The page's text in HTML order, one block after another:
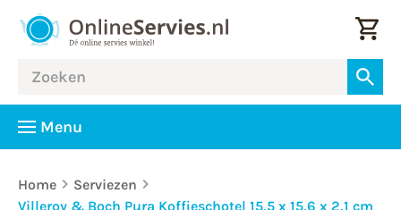
Menu
Home
Serviezen
Villeroy & Boch Pura Koffieschotel 15,5 x 15,6 x 2,1 cm